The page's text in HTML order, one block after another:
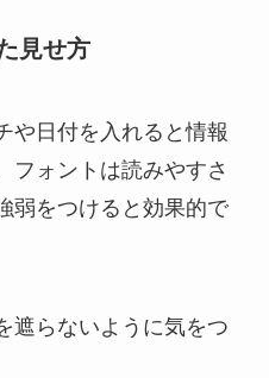
見せ方
や日付を入れると情報
フォントは読みやすさ
弱をつけると効果的で
遮らないように気をつ